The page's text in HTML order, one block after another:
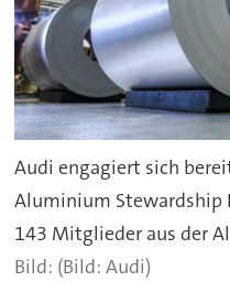
Audi engagiert sich
Aluminium
143 Mitglieder aus der
(Bild: Audi)